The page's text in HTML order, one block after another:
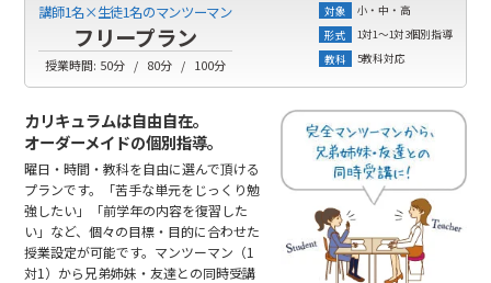
講師1名×生徒1名のマンツーマン
フリープラン
授業時間: 50分 80分 100分
対象
小・中・高
形式
1対1～1対3個別指導
教科
5教科対応
カリキュラムは自由自在。
オーダーメイドの個別指導。
曜日・時間・教科を自由に選んで頂ける
プランです。「苦手な単元をじっくり勉
強したい」「前学年の内容を復習した
い」など、個々の目標・目的に合わせた
授業設定が可能です。マンツーマン（1
対1）から兄弟姉妹・友達との同時受講